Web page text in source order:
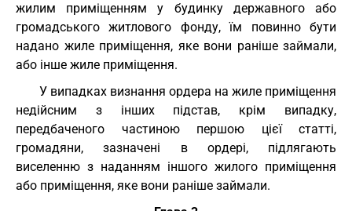
жилим приміщенням у будинку державного або
громадського житлового фонду, їм повинно бути
надано жиле приміщення, яке вони раніше займали,
або інше жиле приміщення.
У випадках визнання ордера на жиле приміщення
недійсним з інших підстав, крім випадку,
передбаченого частиною першою цієї статті,
громадяни, зазначені в ордері, підлягають
виселенню з наданням іншого жилого приміщення
або приміщення, яке вони раніше займали.